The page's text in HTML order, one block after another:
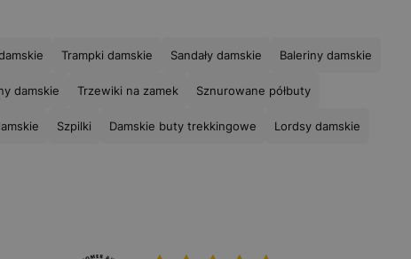
Trampki damskie Sandały damskie Baleriny damskie
damskie Trzewiki na zamek Sznurowane półbuty
Szpilki Damskie buty trekkingowe Lordsy damskie